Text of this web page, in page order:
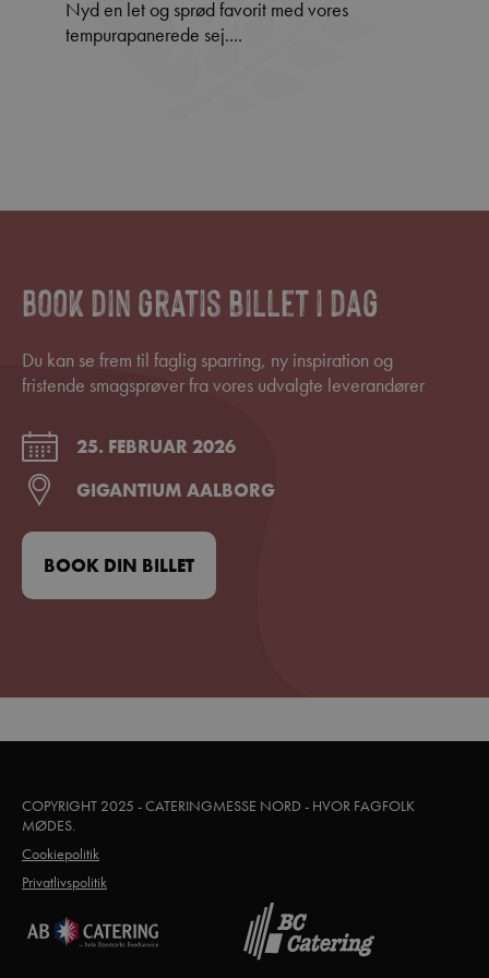
Nyd en let og sprød favorit med vores
tempurapanerede sej....
Book din gratis billet i dag
Du kan se frem til faglig sparring, ny inspiration og
fristende smagsprøver fra vores udvalgte leverandører
25. FEBRUAR 2026
GIGANTIUM AALBORG
BOOK DIN BILLET
COPYRIGHT 2025 - CATERINGMESSE NORD - HVOR FAGFOLK
MØDES.
Cookiepolitik
Privatlivspolitik